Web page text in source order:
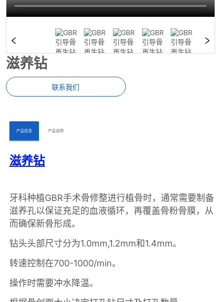
滋养钻
联系我们
ㅤㅤ产品信息ㅤㅤ ㅤㅤ产品说明ㅤㅤ